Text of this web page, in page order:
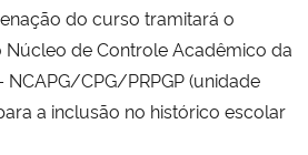
do curso tramitará o
Núcleo de Controle Acadêmico da
CPG/PRPGP (unidade
a inclusão no histórico escolar